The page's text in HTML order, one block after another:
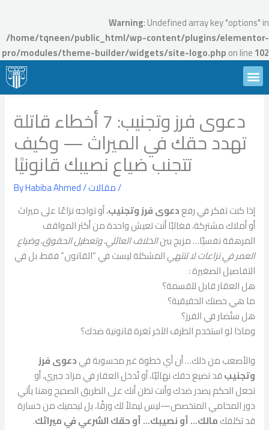
Warning: Undefined array key "options" in
/home/tqneen/public_html/wp-content/plugins/elementor-
pro/modules/theme-builder/widgets/site-logo.phpon line102
to
content
Menu
دعوى فرز وتجنيب: 7 أخطاء قاتلة
تهدد حقك في الميراث — وكيف
تتجنب ضياع نصيبك قانونيًا
/مقالات/ By
Habiba Ahmed
إذا كنت تفكر في رفعدعوى فرز وتجنيب، أو تواجه نزاعًا على ميراث
أو أملاك مشتركة، فغالبًا أنت تعيش واحدة من أكثر المواقف
المرهقة نفسيًا… مزيج بينالخلاف العائلي،وتعطيل الحقوق،وضياع
العمر في نزاعات لا تنتهيالمشكلة ليست في “القانون” فقط، بل في
التفاصيل الصغيرة :
هل العقار قابل للقسمة؟
ما هي حصتك الحقيقية؟
هل ستُضار في الفرز؟
وماذا لو استخدم الطرف الآخر ثغرة قانونية ضدك؟
والأصعب من ذلك… أن أي خطوة غير محسوبة فيدعوى فرز
وتجنيبقد تضيع حقك نهائيًا، أو تُدخل العقار في مزاد جبري، أو
تجعل الحكم يصدر ضدك وأنت تظن أنك على الطريق الصحيح وهنا يأتي
دور المحامي المتخصص—ليس ليملأ لك ورقًا، بل ليحميك من خسارة
قد تكلفكمالك… أو نصيبك… أو حقك الشرعي في ميراثك.